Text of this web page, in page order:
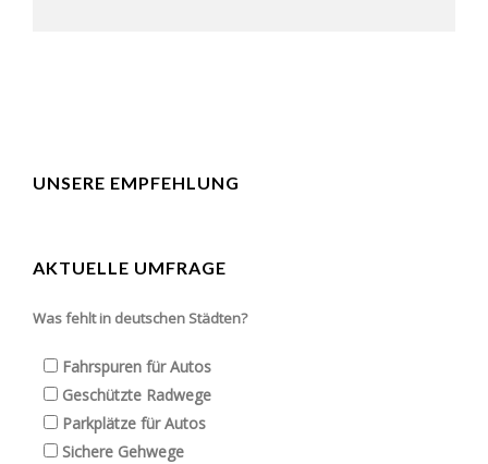
UNSERE EMPFEHLUNG
AKTUELLE UMFRAGE
Was fehlt in deutschen Städten?
Fahrspuren für Autos
Geschützte Radwege
Parkplätze für Autos
Sichere Gehwege